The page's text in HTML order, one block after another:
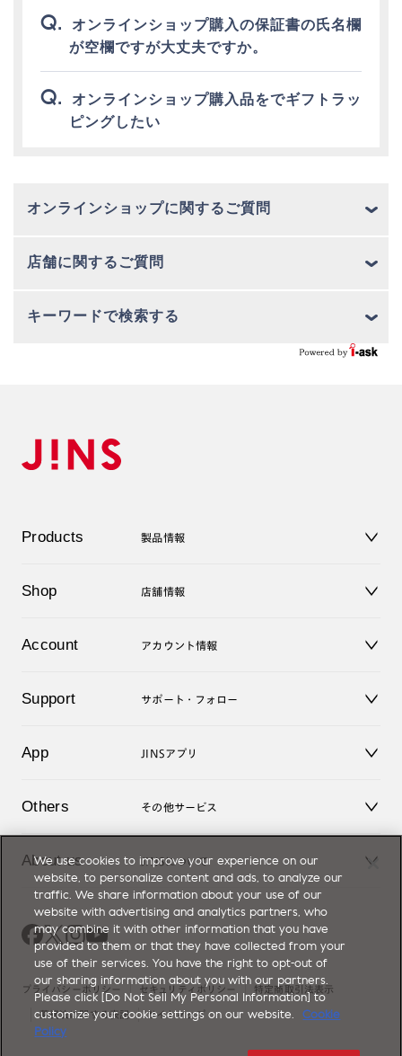
オンラインショップに関するご質問
店舗に関するご質問
キーワードで検索する
オンラインショップ購入の保証書の氏名欄
が空欄ですが大丈夫ですか。
オンラインショップ購入品をでギフトラッ
ピングしたい
Products 製品情報
サングラス
コンタクトレンズ
アクセサリー
Shop 店舗情報
オンラインショップ
Account アカウント情報
ログアウト
Support サポート・フォロー
よくあるご質問
お問い合せ
App JINSアプリ
Others その他サービス
レンズ交換
オンラインギフト
価格案内
About us JINSについて
Magnify Life
会社概要
採用情報
法人のお客様
出店について
プライバシーポリシー セキュリティポリシー 特定商取引法表示
薬機法に関する表記 サイトマップ
We use cookies to improve your experience on our
website, to personalize content and ads, to analyze our
traffic. We share information about your use of our
website with advertising and analytics partners, who
may combine it with other information that you have
provided to them or that they have collected from your
use of their services. You have the right to opt-out of
our sharing information about you with our partners.
Please click [Do Not Sell My Personal Information] to
customize your cookie settings on our website.
Cookie
Policy